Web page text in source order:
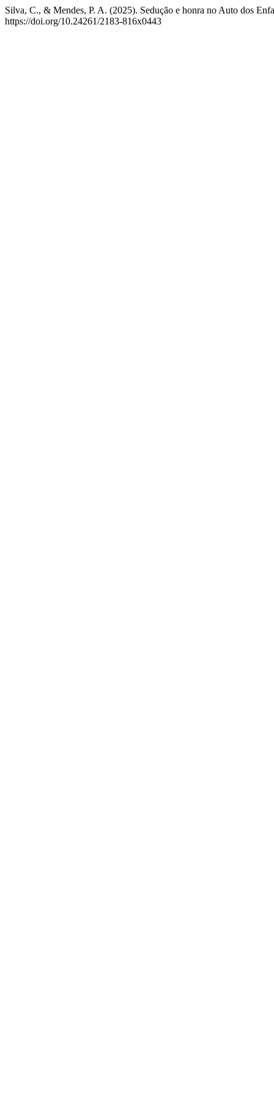
Silva, C., & Mendes, P. A. (2025). Sedução e honra no Auto dos
https://doi.org/10.24261/2183-816x0443